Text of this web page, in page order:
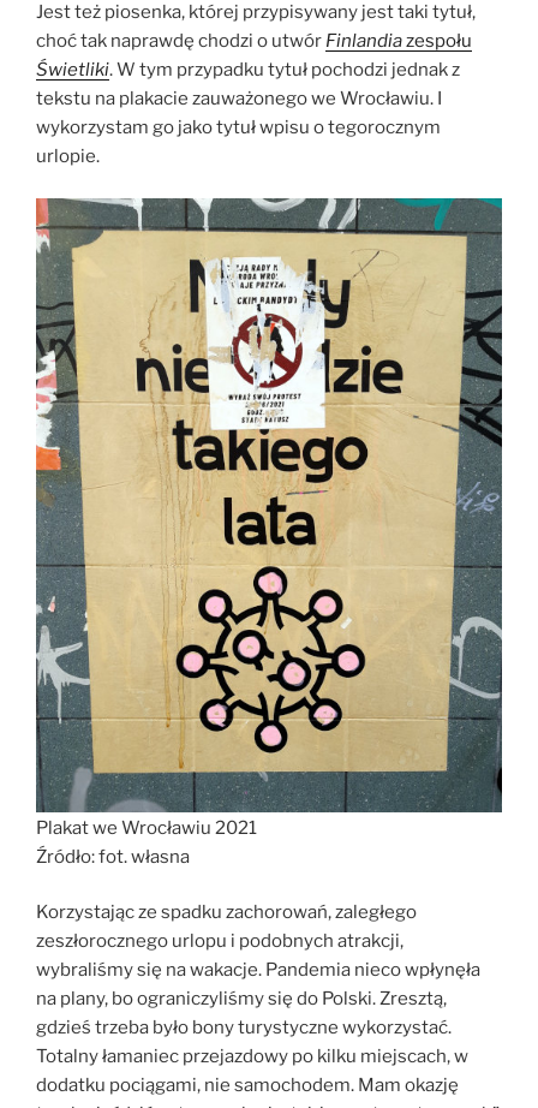
Jest też piosenka, której przypisywany jest taki tytuł,
choć tak naprawdę chodzi o utwór Finlandiazespołu
Świetliki. W tym przypadku tytuł pochodzi jednak z
tekstu na plakacie zauważonego we Wrocławiu. I
wykorzystam go jako tytuł wpisu o tegorocznym
urlopie.
Plakat we Wrocławiu 2021
Źródło: fot. własna
Korzystając ze spadku zachorowań, zaległego
zeszłorocznego urlopu i podobnych atrakcji,
wybraliśmy się na wakacje. Pandemia nieco wpłynęła
na plany, bo ograniczyliśmy się do Polski. Zresztą,
gdzieś trzeba było bony turystyczne wykorzystać.
Totalny łamaniec przejazdowy po kilku miejscach, w
dodatku pociągami, nie samochodem. Mam okazję